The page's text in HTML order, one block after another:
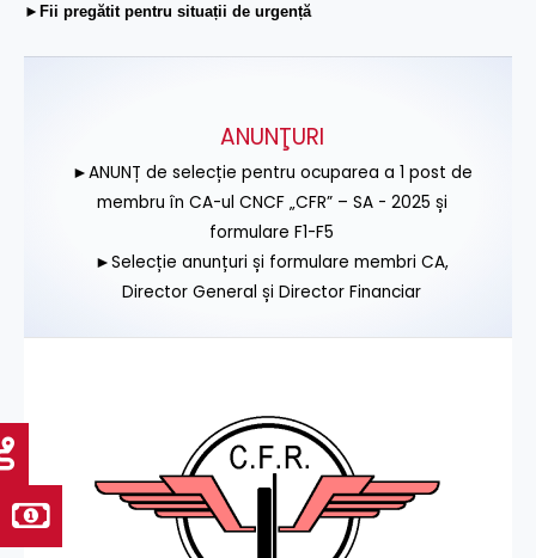
►Fii pregătit pentru situații de urgență
ANUNŢURI
►ANUNȚ de selecție pentru ocuparea a 1 post de
membru în CA-ul CNCF „CFR” – SA - 2025 și
formulare F1-F5
►Selecție anunțuri și formulare membri CA,
Director General și Director Financiar